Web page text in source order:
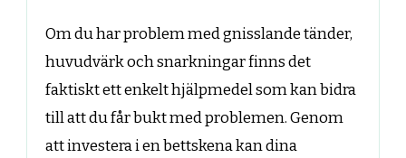
Om du har problem med gnisslande tänder,
huvudvärk och snarkningar finns det
faktiskt ett enkelt hjälpmedel som kan bidra
till att du får bukt med problemen. Genom
att investera i en bettskena kan dina